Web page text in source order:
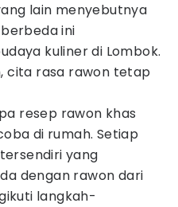
lain menyebutnya
ini
kuliner di Lombok.
cita rasa rawon tetap
resep rawon khas
di rumah. Setiap
yang
dengan rawon dari
langkah-